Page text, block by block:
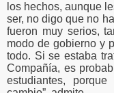
los hechos, aunque
ser, no digo que no
fueron muy serios,
modo de gobierno y
todo. Si se estaba
Compañía, es
estudiantes,